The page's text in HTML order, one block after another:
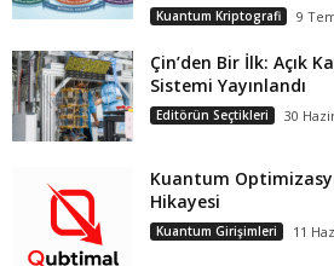
Kuantum Kriptografi 9
Çin’den Bir İlk: Açık
Sistemi Yayınlandı
Editörün Seçtikleri 30
Kuantum
Hikayesi
Kuantum Girişimleri 11